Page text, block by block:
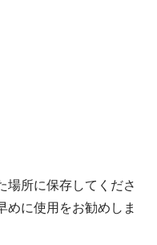
場所に保存してくださ
めに使用をお勧めしま